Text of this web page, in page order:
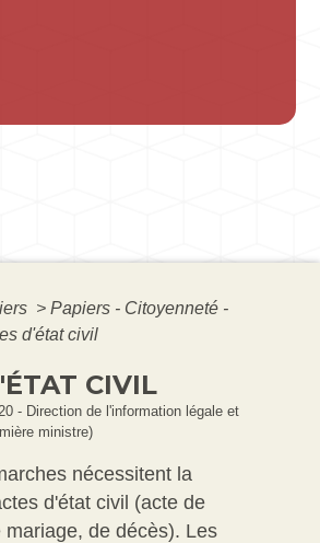
> Papiers - Citoyenneté -
d'état civil
CIVIL
- Direction de l'information légale et
ministre)
nécessitent la
d'état civil (acte de
mariage, de décès). Les